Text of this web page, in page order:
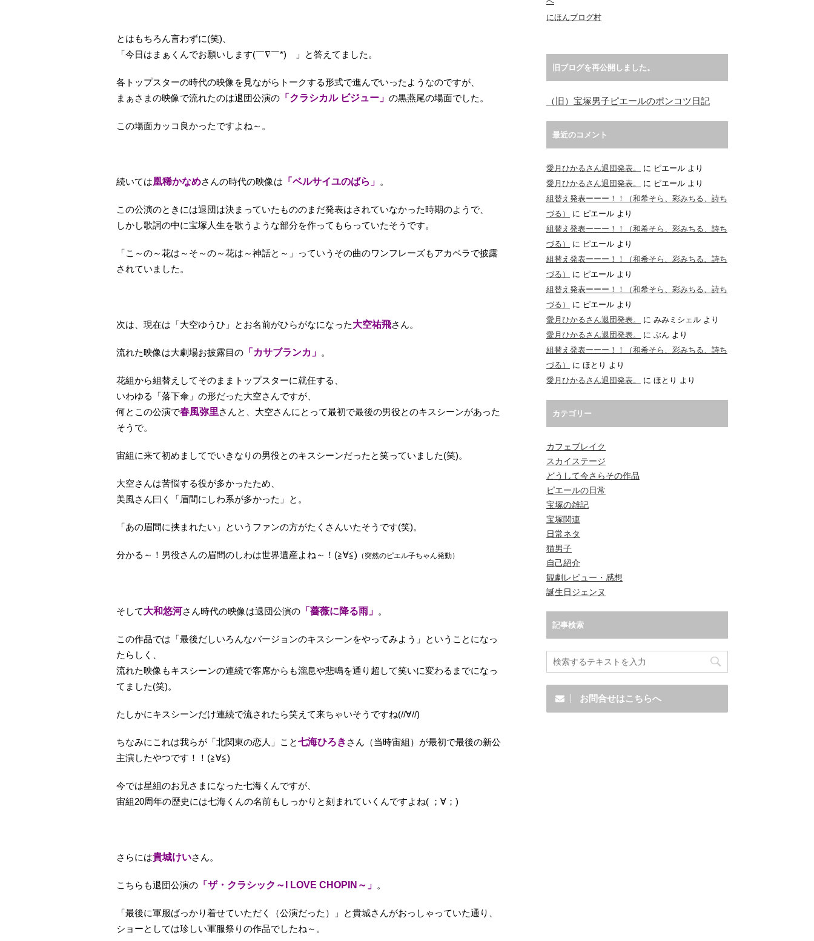
とはもちろん言わずに(笑)、
「今日はまぁくんでお願いします(￣∇￣*)ゞ」と答えてました。
各トップスターの時代の映像を見ながらトークする形式で進んでいったようなのですが、
まぁさまの映像で流れたのは退団公演の 「クラシカル ビジュー」 の黒燕尾の場面でした。
この場面カッコ良かったですよね～。
続いては凰稀かなめさんの時代の映像は 「ベルサイユのばら」 。
この公演のときには退団は決まっていたもののまだ発表はされていなかった時期のようで、
しかし歌詞の中に宝塚人生を歌うような部分を作ってもらっていたそうです。
「こ～の～花は～そ～の～花は～神話と～」っていうその曲のワンフレーズもアカペラで披露
されていました。
次は、現在は「大空ゆうひ」とお名前がひらがなになった大空祐飛さん。
流れた映像は大劇場お披露目の 「カサブランカ」 。
花組から組替えしてそのままトップスターに就任する、
いわゆる「落下傘」の形だった大空さんですが、
何とこの公演で春風弥里さんと、大空さんにとって最初で最後の男役とのキスシーンがあった
そうで。
宙組に来て初めましてでいきなりの男役とのキスシーンだったと笑っていました(笑)。
大空さんは苦悩する役が多かったため、
美風さん曰く「眉間にしわ系が多かった」と。
「あの眉間に挟まれたい」というファンの方がたくさんいたそうです(笑)。
分かる～！男役さんの眉間のしわは世界遺産よね～！(≧∀≦) （突然のピエル子ちゃん発動）
そして大和悠河さん時代の映像は退団公演の 「薔薇に降る雨」 。
この作品では「最後だしいろんなバージョンのキスシーンをやってみよう」ということになっ
たらしく、
流れた映像もキスシーンの連続で客席からも溜息や悲鳴を通り超して笑いに変わるまでになっ
てました(笑)。
たしかにキスシーンだけ連続で流されたら笑えて来ちゃいそうですね(//∀//)
ちなみにこれは我らが「北関東の恋人」こと七海ひろき さん（当時宙組）が最初で最後の新公
主演したやつです！！(≧∀≦)
今では星組のお兄さまになった七海くんですが、
宙組20周年の歴史には七海くんの名前もしっかりと刻まれていくんですよね( ；∀；)
さらには貴城けいさん。
こちらも退団公演の 「ザ・クラシック～I LOVE CHOPIN～」 。
「最後に軍服ばっかり着せていただく（公演だった）」と貴城さんがおっしゃっていた通り、
ショーとしては珍しい軍服祭りの作品でしたね～。
にほんブログ村
旧ブログを再公開しました。
（旧）宝塚男子ピエールのポンコツ日記
最近のコメント
愛月ひかるさん退団発表。 に ピエール より
愛月ひかるさん退団発表。
に ピエール より
組替え発表ーーー！！（和希そら、彩みちる、詩ち
づる）
に ピエール より
組替え発表ーーー！！（和希そら、彩みちる、詩ち
づる）
に ピエール より
組替え発表ーーー！！（和希そら、彩みちる、詩ち
づる）
に ピエール より
組替え発表ーーー！！（和希そら、彩みちる、詩ち
づる）
に ピエール より
愛月ひかるさん退団発表。
に みみミシェル より
愛月ひかるさん退団発表。
に ぶん より
組替え発表ーーー！！（和希そら、彩みちる、詩ち
づる）
に ほとり より
愛月ひかるさん退団発表。
に ほとり より
カテゴリー
カフェブレイク
スカイステージ
どうして今さらその作品
ピエールの日常
宝塚の雑記
宝塚関連
日常ネタ
猫男子
自己紹介
観劇レビュー・感想
誕生日ジェンヌ
記事検索
お問合せはこちらへ